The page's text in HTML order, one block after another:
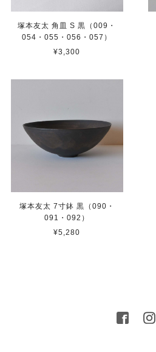
塚本友太 角皿 S 黒（009・
054・055・056・057）
¥3,300
塚本友太 7寸鉢 黒（090・
091・092）
¥5,280